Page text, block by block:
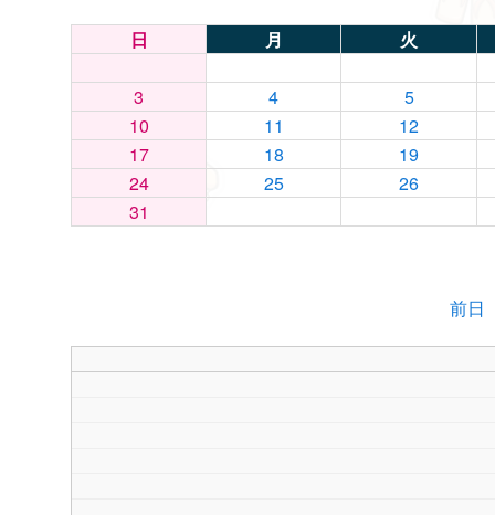
日 月 火
3 4
5
10
11
12
17
18
19
24
25
26
31
前日